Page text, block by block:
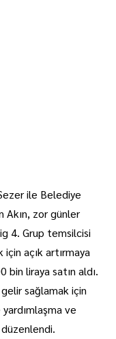
ile Belediye
Akın, zor günler
4. Grup temsilcisi
açık artırmaya
bin liraya satın aldı.
sağlamak için
ve